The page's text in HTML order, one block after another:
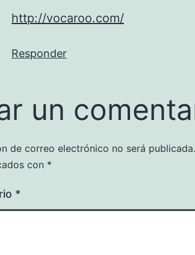
http://vocaroo.com/
Responder
un
de correo electrónico no será publicada.
con *
*